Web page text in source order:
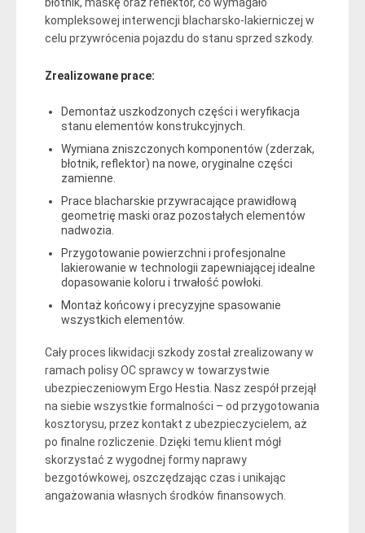
kompleksowej interwencji blacharsko-lakierniczej w
celu przywrócenia pojazdu do stanu sprzed szkody.
Zrealizowane prace:
Demontaż uszkodzonych części i weryfikacja
stanu elementów konstrukcyjnych.
Wymiana zniszczonych komponentów (zderzak,
błotnik, reflektor) na nowe, oryginalne części
zamienne.
Prace blacharskie przywracające prawidłową
geometrię maski oraz pozostałych elementów
nadwozia.
Przygotowanie powierzchni i profesjonalne
lakierowanie w technologii zapewniającej idealne
dopasowanie koloru i trwałość powłoki.
Montaż końcowy i precyzyjne spasowanie
wszystkich elementów.
Cały proces likwidacji szkody został zrealizowany w
ramach polisy OC sprawcy w towarzystwie
ubezpieczeniowym Ergo Hestia. Nasz zespół przejął
na siebie wszystkie formalności – od przygotowania
kosztorysu, przez kontakt z ubezpieczycielem, aż
po finalne rozliczenie. Dzięki temu klient mógł
skorzystać z wygodnej formy naprawy
bezgotówkowej, oszczędzając czas i unikając
angażowania własnych środków finansowych.